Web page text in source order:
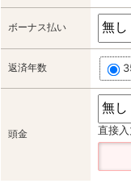
ボーナス払い
返済年数
頭金 直接